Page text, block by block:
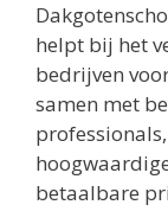
helpt bij het
bedrijven
samen met
betaalbare